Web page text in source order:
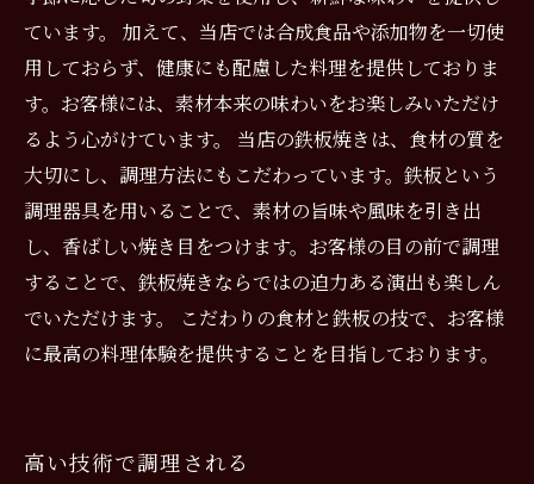
ています。 加えて、当店では合成食品や添加物を一切使
用しておらず、健康にも配慮した料理を提供しておりま
す。お客様には、素材本来の味わいをお楽しみいただけ
るよう心がけています。 当店の鉄板焼きは、食材の質を
大切にし、調理方法にもこだわっています。鉄板という
調理器具を用いることで、素材の旨味や風味を引き出
し、香ばしい焼き目をつけます。お客様の目の前で調理
することで、鉄板焼きならではの迫力ある演出も楽しん
でいただけます。 こだわりの食材と鉄板の技で、お客様
に最高の料理体験を提供することを目指しております。
高い技術で調理される